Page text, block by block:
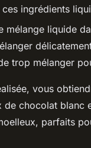
ces ingrédients
mélange liquide
trop mélanger
vous
de chocolat blanc
parfaits